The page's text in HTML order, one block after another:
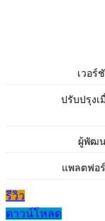
เวอร์
ปรับปรุงเ
ผู้พัฒ
แพลตฟอ
รีวิว
ดาวน์โหลด